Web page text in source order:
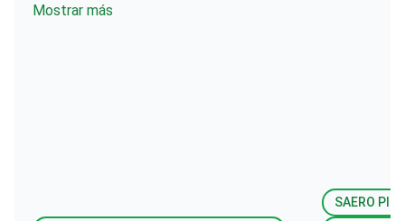
Mostrar más
SAERO